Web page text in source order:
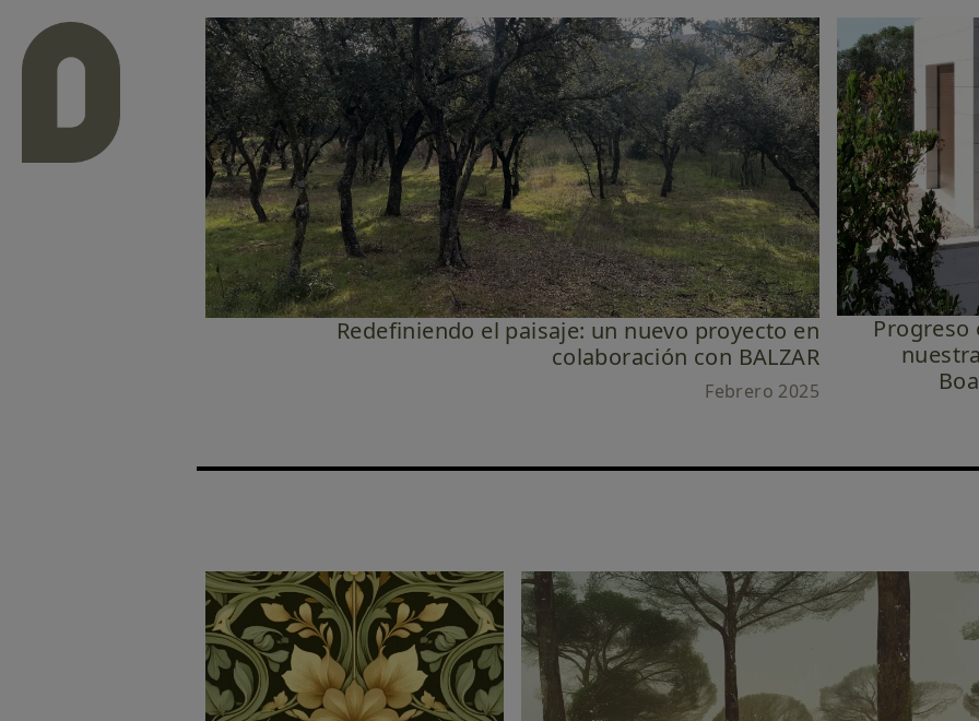
Pasar al contenido principal
Redefiniendo el paisaje: un nuevo proyecto en
colaboración con BALZAR
Febrero 2025
Progreso